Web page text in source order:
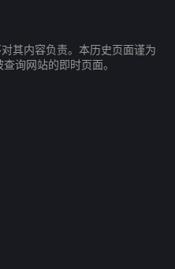
其内容负责。本历史页面谨为
询网站的即时页面。